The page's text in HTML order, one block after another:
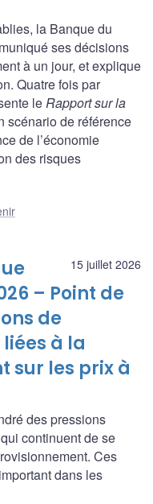
la Banque du
ses décisions
à un jour, et explique
Quatre fois par
leRapport sur la
scénario de référence
de l’économie
des risques
15 juillet 2026
– Point de
de
à la
sur les prix à
des pressions
continuent de se
Ces
dans les